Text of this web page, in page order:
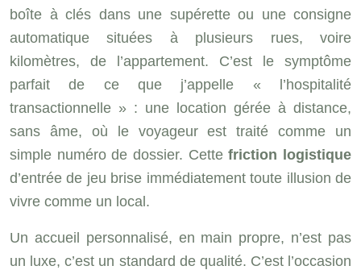
boîte à clés dans une supérette ou une consigne
automatique situées à plusieurs rues, voire
kilomètres, de l’appartement. C’est le symptôme
parfait de ce que j’appelle « l’hospitalité
transactionnelle » : une location gérée à distance,
sans âme, où le voyageur est traité comme un
simple numéro de dossier. Cettefriction logistique
d’entrée de jeu brise immédiatement toute illusion de
vivre comme un local.
Un accueil personnalisé, en main propre, n’est pas
un luxe, c’est un standard de qualité. C’est l’occasion